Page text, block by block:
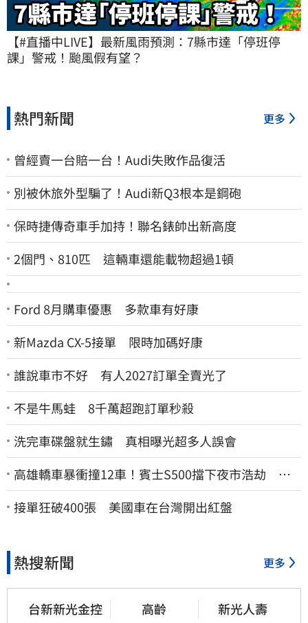
【#直播中LIVE】最新風雨預測：7縣市達「停班停
課」警戒！颱風假有望？
熱門新聞 更多
曾經賣一台賠一台！Audi失敗作品復活
別被休旅外型騙了！Audi新Q3根本是鋼砲
保時捷傳奇車手加持！聯名錶帥出新高度
2個門、810匹 這輛車還能載物超過1頓
Ford 8月購車優惠 多款車有好康
新Mazda CX-5接單 限時加碼好康
誰說車市不好 有人2027訂單全賣光了
不是牛馬蛙 8千萬超跑訂單秒殺
洗完車碟盤就生鏽 真相曝光超多人誤會
高雄轎車暴衝撞12車！賓士S500擋下夜市浩劫 車
主大度：車再買就有
接單狂破400張 美國車在台灣開出紅盤
熱搜新聞 更多
台新新光金控 高齡 新光人壽